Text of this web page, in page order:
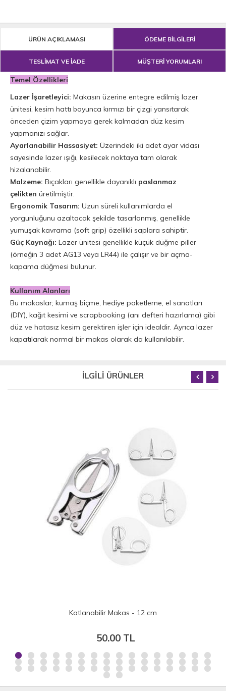
ÜRÜN AÇIKLAMASI ÖDEME BİLGİLERİ
TESLİMAT VE İADE MÜŞTERİ YORUMLARI
Temel Özellikleri
Lazer İşaretleyici: Makasın üzerine entegre edilmiş lazer
ünitesi, kesim hattı boyunca kırmızı bir çizgi yansıtarak
önceden çizim yapmaya gerek kalmadan düz kesim
yapmanızı sağlar.
Ayarlanabilir Hassasiyet: Üzerindeki iki adet ayar vidası
sayesinde lazer ışığı, kesilecek noktaya tam olarak
hizalanabilir.
Malzeme: Bıçakları genellikle dayanıklı paslanmaz
çelikten üretilmiştir.
Ergonomik Tasarım: Uzun süreli kullanımlarda el
yorgunluğunu azaltacak şekilde tasarlanmış, genellikle
yumuşak kavrama (soft grip) özellikli saplara sahiptir.
Güç Kaynağı: Lazer ünitesi genellikle küçük düğme piller
(örneğin 3 adet AG13 veya LR44) ile çalışır ve bir açma-
kapama düğmesi bulunur.
Kullanım Alanları
Bu makaslar; kumaş biçme, hediye paketleme, el sanatları
(DIY), kağıt kesimi ve scrapbooking (anı defteri hazırlama) gibi
düz ve hatasız kesim gerektiren işler için idealdir. Ayrıca lazer
kapatılarak normal bir makas olarak da kullanılabilir.
İLGİLİ ÜRÜNLER
Katlanabilir Makas - 12 cm
50.00 TL